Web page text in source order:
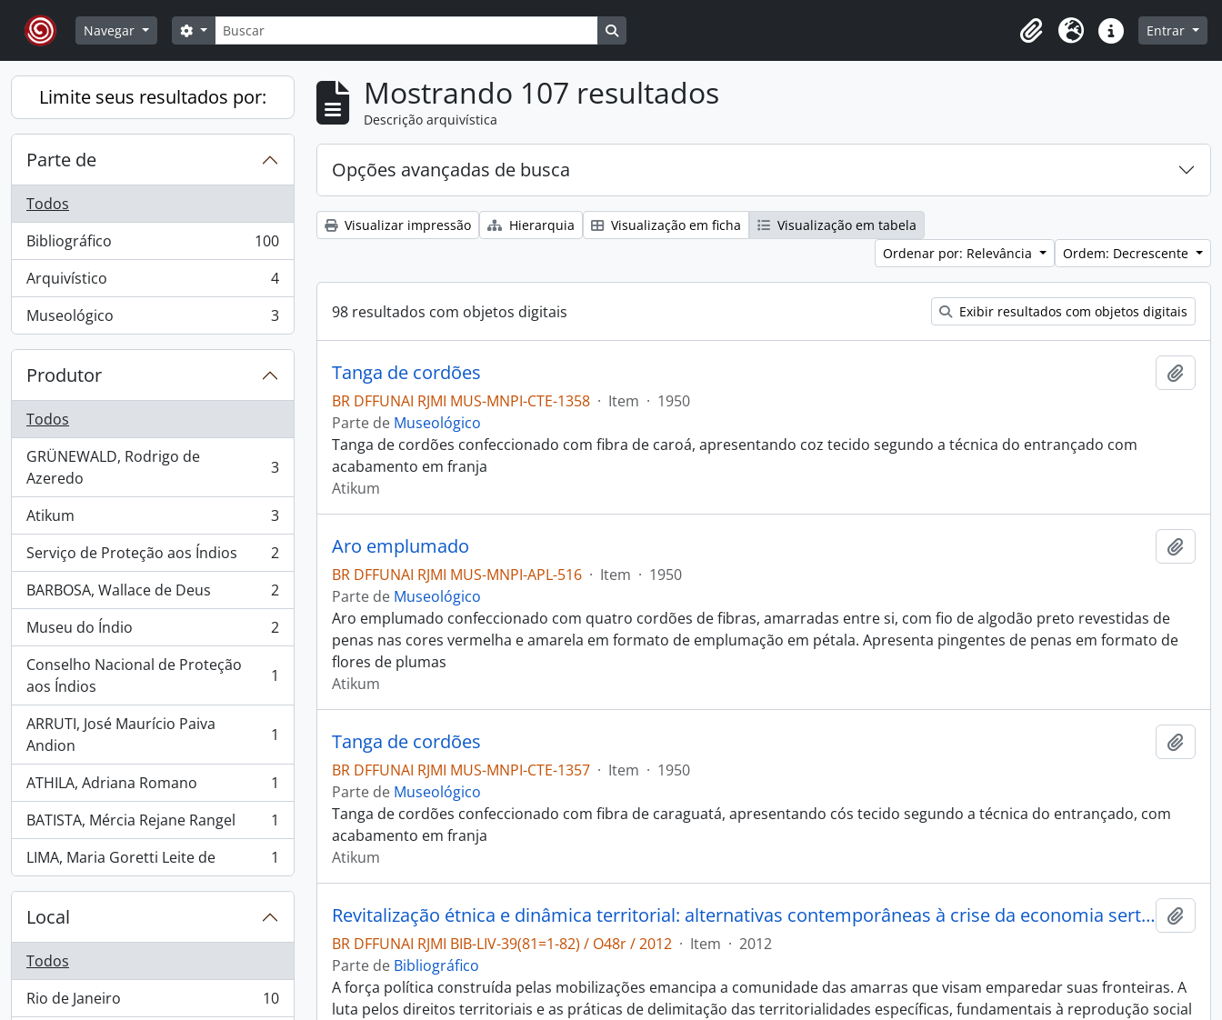
Skip to main content
Navegar
Buscar
Opções de busca
Área de Transferência
Idioma Atalhos Entrar
Limite seus resultados por:
Parte de
Todos
Bibliográfico
, 100 resultados
100
Arquivístico
, 4 resultados
4
Museológico
, 3 resultados 3
Produtor
Todos
GRÜNEWALD, Rodrigo de
Azeredo
, 3 resultados 3
Atikum
, 3 resultados
3
Serviço de Proteção aos Índios
, 2 resultados
2
BARBOSA, Wallace de Deus
, 2 resultados
2
Museu do Índio
, 2 resultados
2
Conselho Nacional de Proteção
aos Índios
, 1 resultados 1
ARRUTI, José Maurício Paiva
Andion
, 1 resultados 1
ATHILA, Adriana Romano
, 1 resultados
1
BATISTA, Mércia Rejane Rangel
, 1 resultados
1
LIMA, Maria Goretti Leite de
, 1 resultados 1
Local
Todos
Rio de Janeiro
, 10 resultados
10
Mostrando 107 resultados
Descrição arquivística
Opções avançadas de busca
Visualizar impressão Hierarquia Visualização em ficha
Visualização em tabela
Ordenar por: Relevância
Ordem: Decrescente
98 resultados com objetos digitais Exibir resultados com objetos digitais
Tanga de cordões
BR DFFUNAI RJMI MUS-MNPI-CTE-1358 · Item · 1950
Parte de Museológico
Tanga de cordões confeccionado com fibra de caroá, apresentando coz tecido segundo a técnica do entrançado com
acabamento em franja
Atikum
Aro emplumado
BR DFFUNAI RJMI MUS-MNPI-APL-516 · Item · 1950
Parte de Museológico
Aro emplumado confeccionado com quatro cordões de fibras, amarradas entre si, com fio de algodão preto revestidas de
penas nas cores vermelha e amarela em formato de emplumação em pétala. Apresenta pingentes de penas em formato de
flores de plumas
Atikum
Tanga de cordões
BR DFFUNAI RJMI MUS-MNPI-CTE-1357 · Item · 1950
Parte de Museológico
Tanga de cordões confeccionado com fibra de caraguatá, apresentando cós tecido segundo a técnica do entrançado, com
acabamento em franja
Atikum
Revitalização étnica e dinâmica territorial: alternativas contemporâneas à crise da economia sertaneja.
BR DFFUNAI RJMI BIB-LIV-39(81=1-82) / O48r / 2012 · Item · 2012
Parte de Bibliográfico
A força política construída pelas mobilizações emancipa a comunidade das amarras que visam emparedar suas fronteiras. A
luta pelos direitos territoriais e as práticas de delimitação das territorialidades específicas, fundamentais à reprodução social